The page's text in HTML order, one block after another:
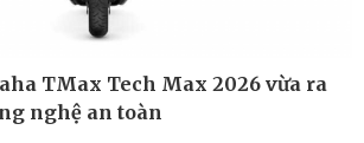
TMax Tech Max 2026 vừa ra
nghệ an toàn